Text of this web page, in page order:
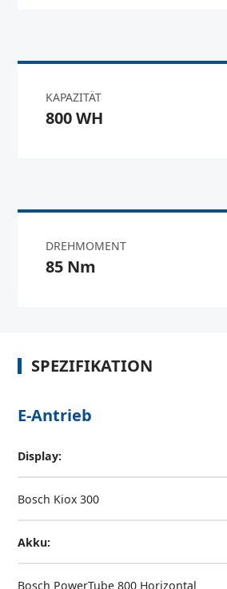
KAPAZITÄT
800 WH
DREHMOMENT
85 Nm
SPEZIFIKATION
E-Antrieb
Display:
Bosch Kiox 300
Akku:
Bosch PowerTube 800 Horizontal